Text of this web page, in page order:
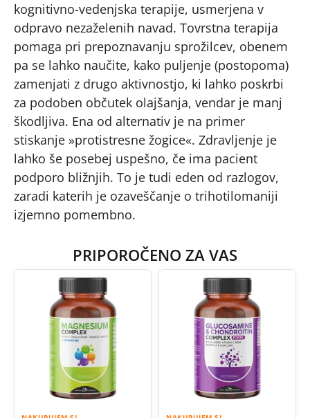
kognitivno-vedenjska terapije, usmerjena v
odpravo nezaželenih navad. Tovrstna terapija
pomaga pri prepoznavanju sprožilcev, obenem
pa se lahko naučite, kako puljenje (postopoma)
zamenjati z drugo aktivnostjo, ki lahko poskrbi
za podoben občutek olajšanja, vendar je manj
škodljiva. Ena od alternativ je na primer
stiskanje »protistresne žogice«. Zdravljenje je
lahko še posebej uspešno, če ima pacient
podporo bližnjih. To je tudi eden od razlogov,
zaradi katerih je ozaveščanje o trihotilomaniji
izjemno pomembno.
PRIPOROČENO ZA VAS